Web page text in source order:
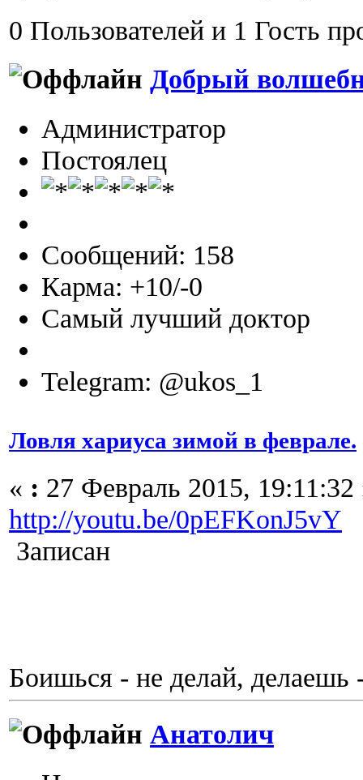
0 Пользователей и 1 Гость
Добрый
Администратор
Постоялец
Сообщений: 158
Карма: +10/-0
Самый лучший доктор
Telegram: @ukos_1
Ловля хариуса зимой в феврале.
« : 27 Февраль 2015, 19:11:32
http://youtu.be/0pEFKonJ5vY
Записан
Боишься - не делай, делаешь
Анатолич